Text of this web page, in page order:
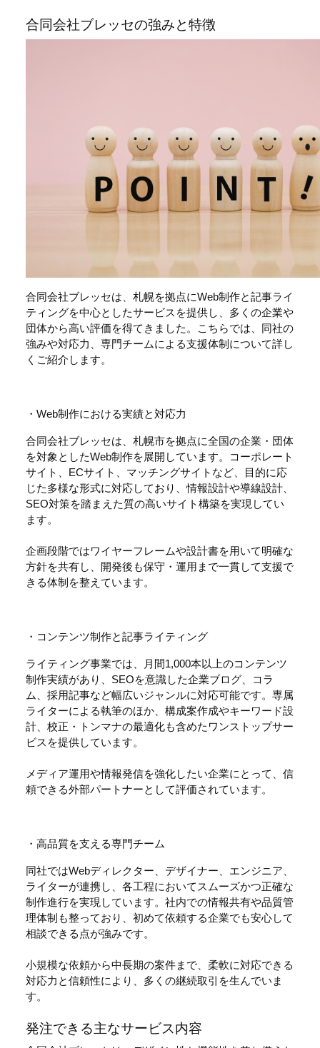
合同会社ブレッセの強みと特徴
合同会社ブレッセは、札幌を拠点にWeb制作と記事ライ
ティングを中心としたサービスを提供し、多くの企業や
団体から高い評価を得てきました。こちらでは、同社の
強みや対応力、専門チームによる支援体制について詳し
くご紹介します。
・Web制作における実績と対応力
合同会社ブレッセは、札幌市を拠点に全国の企業・団体
を対象としたWeb制作を展開しています。コーポレート
サイト、ECサイト、マッチングサイトなど、目的に応
じた多様な形式に対応しており、情報設計や導線設計、
SEO対策を踏まえた質の高いサイト構築を実現してい
ます。
企画段階ではワイヤーフレームや設計書を用いて明確な
方針を共有し、開発後も保守・運用まで一貫して支援で
きる体制を整えています。
・コンテンツ制作と記事ライティング
ライティング事業では、月間1,000本以上のコンテンツ
制作実績があり、SEOを意識した企業ブログ、コラ
ム、採用記事など幅広いジャンルに対応可能です。専属
ライターによる執筆のほか、構成案作成やキーワード設
計、校正・トンマナの最適化も含めたワンストップサー
ビスを提供しています。
メディア運用や情報発信を強化したい企業にとって、信
頼できる外部パートナーとして評価されています。
・高品質を支える専門チーム
同社ではWebディレクター、デザイナー、エンジニア、
ライターが連携し、各工程においてスムーズかつ正確な
制作進行を実現しています。社内での情報共有や品質管
理体制も整っており、初めて依頼する企業でも安心して
相談できる点が強みです。
小規模な依頼から中長期の案件まで、柔軟に対応できる
対応力と信頼性により、多くの継続取引を生んでいま
す。
発注できる主なサービス内容